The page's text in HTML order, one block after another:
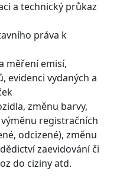
a technický průkaz
práva k
měření emisí,
evidenci vydaných a
změnu barvy,
registračních
odcizené), změnu
zaevidování či
do ciziny atd.